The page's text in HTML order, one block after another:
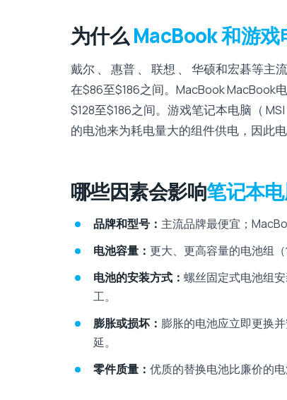
为什么 MacBook 和游戏
戴尔 、 惠普 、 联想 、 华硕和宏碁等
在$86至$186之间。MacBook MacBook
$128至$186之间。游戏笔记本电脑（
的电池来为耗电量大的组件供电，因此
哪些因素会影响笔记本
品牌和型号： 主流品牌最便宜；
电池容量： 更大、更高容量的电池组
电池的安装方式： 螺丝固定式电池组
工。
膨胀或损坏： 膨胀的电池应立即更换
延。
零件质量： 优质的替换电池比廉价的